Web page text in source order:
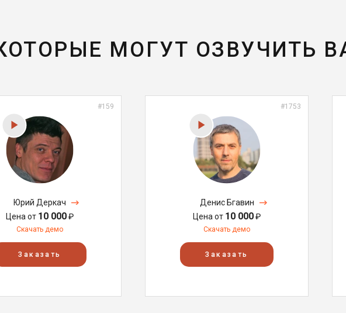
МОГУТ ОЗВУЧИТЬ
#159
Юрий Деркач
Цена от 10 000₽
Скачать демо
Заказать
#1753
Денис Бгавин
Цена от 10 000₽
Скачать демо
Заказать